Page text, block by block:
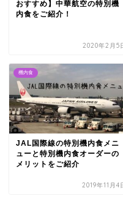
おすすめ】中華航空の特別機
内食をご紹介！
2020年2月5
機内食
JAL国際線の特別機内食メニ
ューと特別機内食オーダーの
メリットをご紹介
2019年11月4